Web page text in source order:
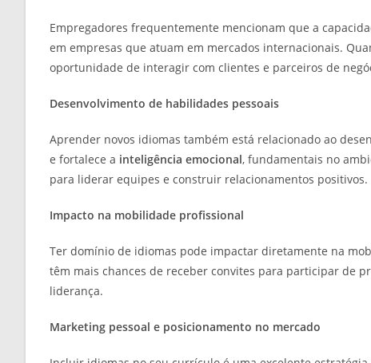
Empregadores frequentemente mencionam que a
em empresas que atuam em mercados internacionais.
oportunidade de interagir com clientes e parceiros de
Desenvolvimento de habilidades pessoais
Aprender novos idiomas também está relacionado ao
e fortalece a inteligência emocional, fundamentais no
para liderar equipes e construir relacionamentos positivos.
Impacto na mobilidade profissional
Ter domínio de idiomas pode impactar diretamente na
têm mais chances de receber convites para participar de
liderança.
Marketing pessoal e posicionamento no mercado